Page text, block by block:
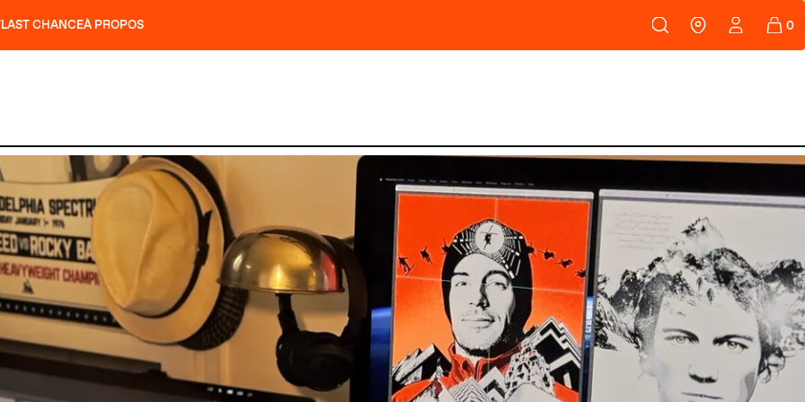
104 LITE
SLAP 112
SLAP 92 SLAP 92
UBAC 102 UBAC 108
COUTEAUX
PEAUX
LAST CHANCEÀ PROPOS
RECHERCHER